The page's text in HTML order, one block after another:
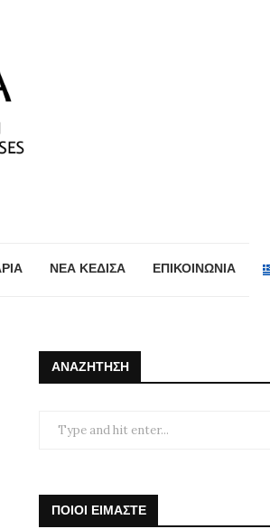
ΝΕΑ ΚΕΔΙΣΑ ΕΠΙΚΟΙΝΩΝΙΑ
ΑΝΑΖΉΤΗΣΗ
ΠΟΙΟΙ ΕΙΜΑΣΤΕ